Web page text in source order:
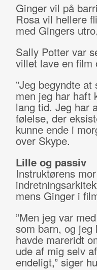
Ginger vil på
Rosa vil hellere
med Gingers
Sally Potter var
villet lave en film
”Jeg begyndte
men jeg har haft
lang tid. Jeg har
følelse, der
kunne ende i
over Skype.
Lille og passiv
Instruktørens
mens Ginger i
”Men jeg var
som barn, og
havde mareridt
ude af mig selv
endeligt,” siger